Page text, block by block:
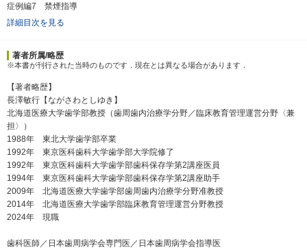
症例編7 禁煙指導
詳細目次を見る
著者所属/略歴
※本書が刊行された当時のものです．現在とは異なる場合があります．
【著者略歴】
長澤敏行【ながさわとしゆき】
北海道医療大学歯学部教授（歯周歯内治療学分野／臨床教育管理運営分野〈兼
担〉）
1988年 東北大学歯学部卒業
1992年 東京医科歯科大学歯学部大学院修了
1992年 東京医科歯科大学歯学部歯科保存学第2講座医員
1994年 東京医科歯科大学歯学部歯科保存学第2講座助手
2009年 北海道医療大学歯学部歯周歯内治療学分野准教授
2014年 北海道医療大学歯学部臨床教育管理運営分野教授
2024年 現職
歯科医師／日本歯周病学会専門医／日本歯周病学会指導医